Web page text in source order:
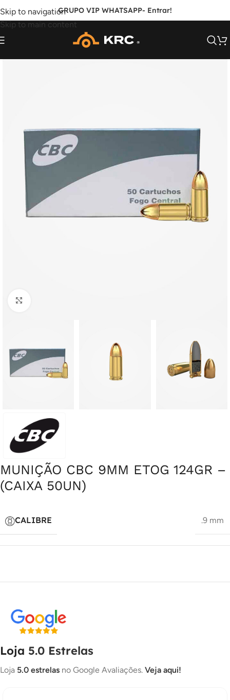
Skip to navigation
Skip to main content
GRUPO VIP WHATSAPP- Entrar!
MUNIÇÃO CBC 9MM ETOG 124GR –
(CAIXA 50UN)
CALIBRE .9 mm
Loja 5.0 Estrelas
Loja 5.0 estrelas no Google Avaliações. Veja aqui!